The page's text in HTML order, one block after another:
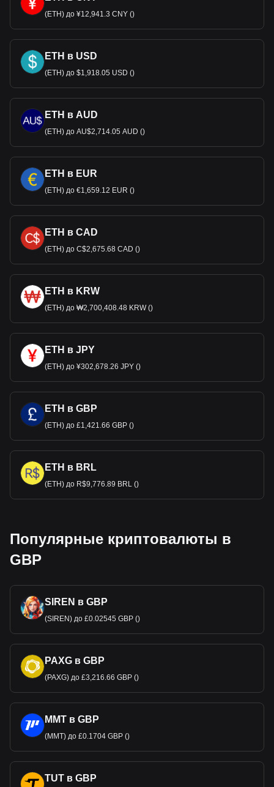
(ETH) до ¥12,941.3 CNY ()
ETH в USD
(ETH) до $1,918.05 USD ()
ETH в AUD
(ETH) до AU$2,714.05 AUD ()
ETH в EUR
(ETH) до €1,659.12 EUR ()
ETH в CAD
(ETH) до C$2,675.68 CAD ()
ETH в KRW
(ETH) до ₩2,700,408.48 KRW ()
ETH в JPY
(ETH) до ¥302,678.26 JPY ()
ETH в GBP
(ETH) до £1,421.66 GBP ()
ETH в BRL
(ETH) до R$9,776.89 BRL ()
Популярные криптовалюты в
GBP
SIREN в GBP
(SIREN) до £0.02545 GBP ()
PAXG в GBP
(PAXG) до £3,216.66 GBP ()
MMT в GBP
(MMT) до £0.1704 GBP ()
TUT в GBP